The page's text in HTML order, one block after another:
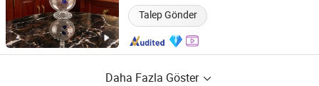
Talep Gönder
Daha Fazla Göster